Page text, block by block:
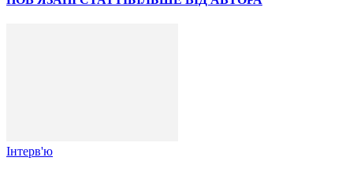
Інтерв'ю